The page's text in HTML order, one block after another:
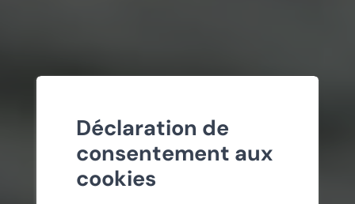
Déclaration de
consentement aux
cookies